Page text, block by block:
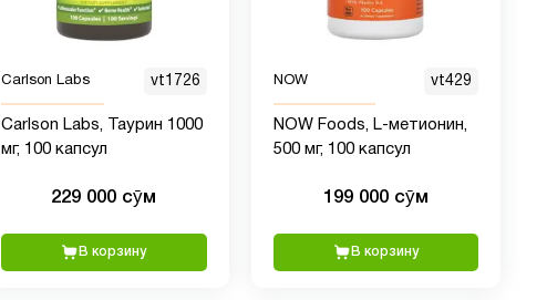
Carlson Labs vt1726
Carlson Labs, Таурин 1000
мг, 100 капсул
229 000 сӯм
В корзину
NOW vt429
NOW Foods, L-метионин,
500 мг, 100 капсул
199 000 сӯм
В корзину